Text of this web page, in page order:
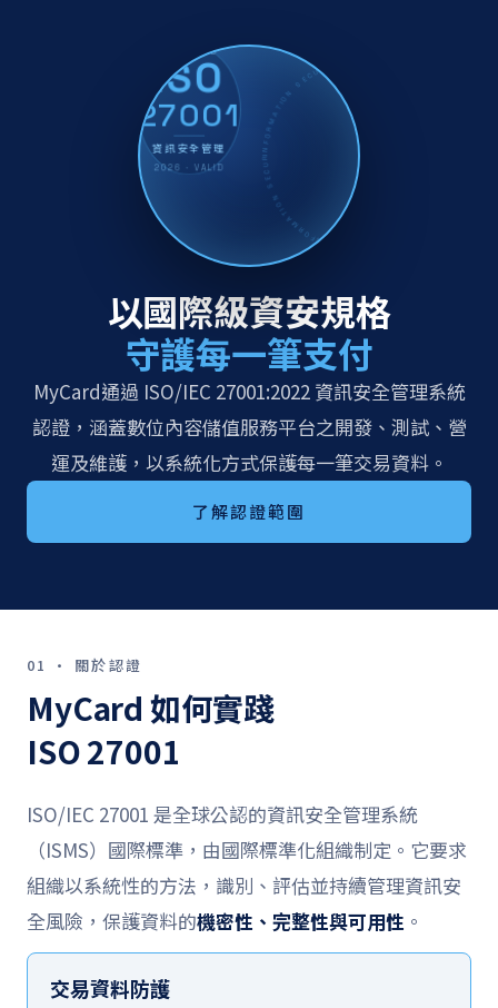
以國際級資安規格
守護每一筆支付
MyCard通過 ISO/IEC 27001:2022 資訊安全管理系統
認證，涵蓋數位內容儲值服務平台之開發、測試、營
運及維護，以系統化方式保護每一筆交易資料。
了解認證範圍
INFORMATION SECURITY · MANAGEMENT SYSTEM · ISO/IEC 27001:2022 · CERTIFIED · INFORMATION SECURITY · MANAGEMENT SYSTEM ·
CERTIFIED
ISO
27001
資訊安全管理
2026 · VALID
01 · 關於認證
MyCard 如何實踐
ISO 27001
ISO/IEC 27001 是全球公認的資訊安全管理系統
（ISMS）國際標準，由國際標準化組織制定。它要求
組織以系統性的方法，識別、評估並持續管理資訊安
全風險，保護資料的機密性、完整性與可用性 。
交易資料防護